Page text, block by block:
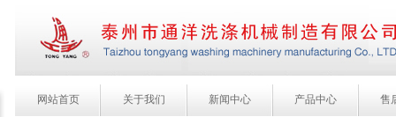
网站首页 关于我们 新闻中心 产品中心 售